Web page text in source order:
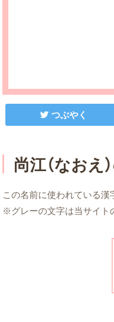
つぶやく
尚江（なおえ
この名前に使われている漢
※グレーの文字は当サイト